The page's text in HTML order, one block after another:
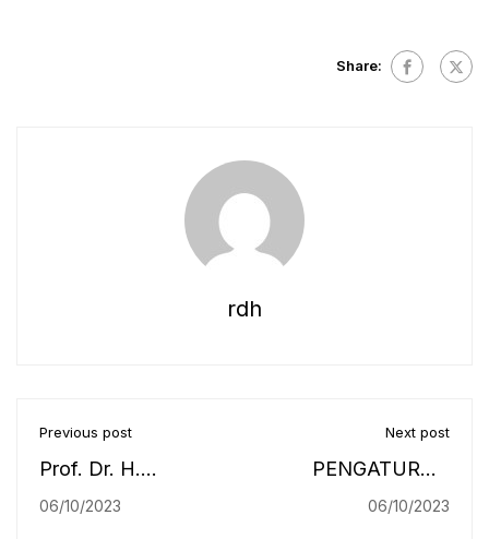
Share:
rdh
Previous post
Prof. Dr. H.
Jalaluddin, M.Hum:
06/10/2023
Next post
PENGATURAN
JAMINAN
06/10/2023